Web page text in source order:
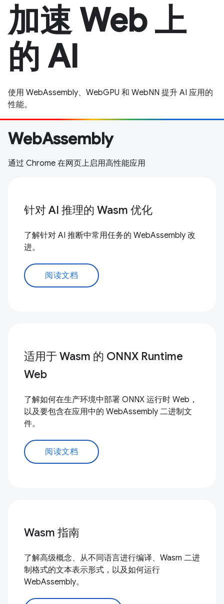
加速 Web 上
的 AI
使用 WebAssembly、WebGPU 和 WebNN 提升 AI 应用的
性能。
WebAssembly
通过 Chrome 在网页上启用高性能应用
针对 AI 推理的 Wasm 优化
了解针对 AI 推断中常用任务的 WebAssembly 改
进。
阅读文档
适用于 Wasm 的 ONNX Runtime
Web
了解如何在生产环境中部署 ONNX 运行时 Web，
以及要包含在应用中的 WebAssembly 二进制文
件。
阅读文档
Wasm 指南
了解高级概念、从不同语言进行编译、Wasm 二进
制格式的文本表示形式，以及如何运行
WebAssembly。